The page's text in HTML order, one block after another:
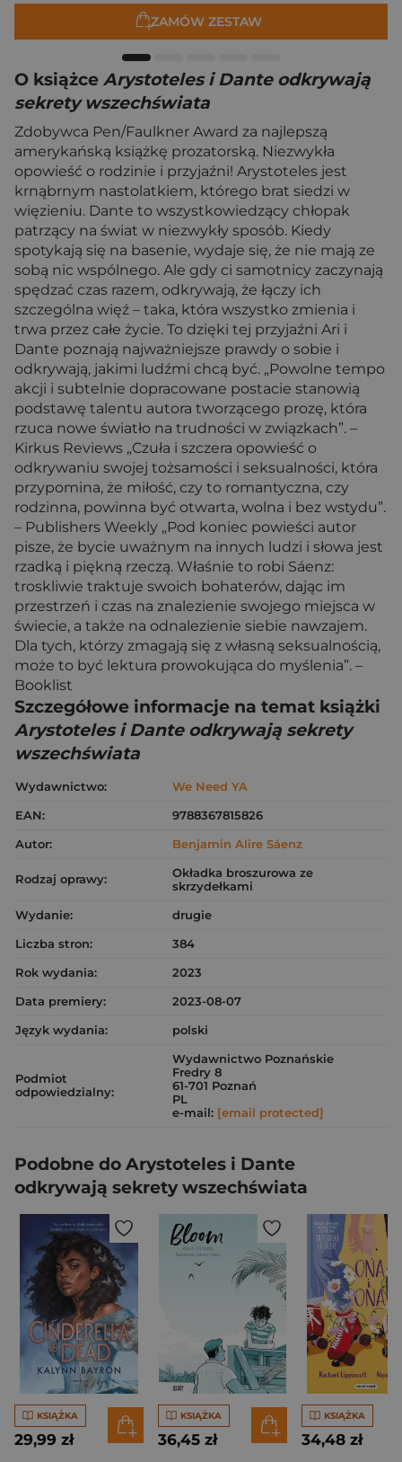
ZAMÓW ZESTAW
O książce Arystoteles i Dante odkrywają
sekrety wszechświata
Zdobywca Pen/Faulkner Award za najlepszą
amerykańską książkę prozatorską. Niezwykła
opowieść o rodzinie i przyjaźni! Arystoteles jest
krnąbrnym nastolatkiem, którego brat siedzi w
więzieniu. Dante to wszystkowiedzący chłopak
patrzący na świat w niezwykły sposób. Kiedy
spotykają się na basenie, wydaje się, że nie mają ze
sobą nic wspólnego. Ale gdy ci samotnicy zaczynają
spędzać czas razem, odkrywają, że łączy ich
szczególna więź – taka, która wszystko zmienia i
trwa przez całe życie. To dzięki tej przyjaźni Ari i
Dante poznają najważniejsze prawdy o sobie i
odkrywają, jakimi ludźmi chcą być. „Powolne tempo
akcji i subtelnie dopracowane postacie stanowią
podstawę talentu autora tworzącego prozę, która
rzuca nowe światło na trudności w związkach”. –
Kirkus Reviews „Czuła i szczera opowieść o
odkrywaniu swojej tożsamości i seksualności, która
przypomina, że miłość, czy to romantyczna, czy
rodzinna, powinna być otwarta, wolna i bez wstydu”.
– Publishers Weekly „Pod koniec powieści autor
pisze, że bycie uważnym na innych ludzi i słowa jest
rzadką i piękną rzeczą. Właśnie to robi Sáenz:
troskliwie traktuje swoich bohaterów, dając im
przestrzeń i czas na znalezienie swojego miejsca w
świecie, a także na odnalezienie siebie nawzajem.
Dla tych, którzy zmagają się z własną seksualnością,
może to być lektura prowokująca do myślenia”. –
Booklist
Szczegółowe informacje na temat książki
Arystoteles i Dante odkrywają sekrety
wszechświata
Wydawnictwo:
We Need YA
EAN:
9788367815826
Autor:
Benjamin Alire Sáenz
Rodzaj oprawy:
Okładka broszurowa ze
skrzydełkami
Wydanie:
drugie
Liczba stron:
384
Rok wydania:
2023
Data premiery:
2023-08-07
Język wydania:
polski
Podmiot
odpowiedzialny:
Wydawnictwo Poznańskie
Fredry 8
61-701 Poznań
PL
e-mail: [email protected]
Podobne do Arystoteles i Dante
odkrywają sekrety wszechświata
KSIĄŻKA
29,99 zł
KSIĄŻKA
36,45 zł
KSIĄŻKA
34,48 zł